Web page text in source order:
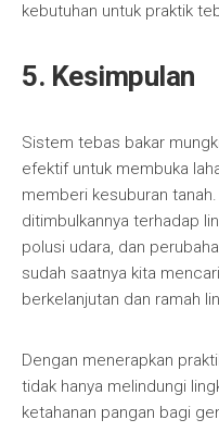
kebutuhan untuk praktik
5. Kesimpulan
Sistem tebas bakar
efektif untuk membuka
memberi kesuburan
ditimbulkannya terhadap
polusi udara, dan
sudah saatnya kita
berkelanjutan dan ramah
Dengan menerapkan
tidak hanya melindungi
ketahanan pangan bagi